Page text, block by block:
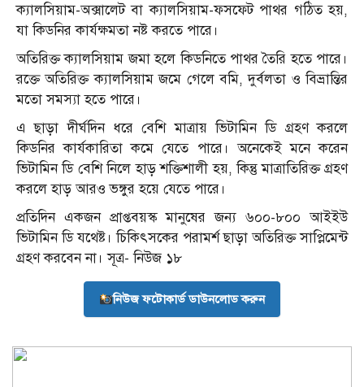
ক্যালসিয়াম-অক্সালেট বা ক্যালসিয়াম-ফসফেট পাথর গঠিত হয়,
যা কিডনির কার্যক্ষমতা নষ্ট করতে পারে।
অতিরিক্ত ক্যালসিয়াম জমা হলে কিডনিতে পাথর তৈরি হতে পারে।
রক্তে অতিরিক্ত ক্যালসিয়াম জমে গেলে বমি, দুর্বলতা ও বিভ্রান্তির
মতো সমস্যা হতে পারে।
এ ছাড়া দীর্ঘদিন ধরে বেশি মাত্রায় ভিটামিন ডি গ্রহণ করলে
কিডনির কার্যকারিতা কমে যেতে পারে। অনেকেই মনে করেন
ভিটামিন ডি বেশি নিলে হাড় শক্তিশালী হয়, কিন্তু মাত্রাতিরিক্ত গ্রহণ
করলে হাড় আরও ভঙ্গুর হয়ে যেতে পারে।
প্রতিদিন একজন প্রাপ্তবয়স্ক মানুষের জন্য ৬০০-৮০০ আইইউ
ভিটামিন ডি যথেষ্ট। চিকিৎসকের পরামর্শ ছাড়া অতিরিক্ত সাপ্লিমেন্ট
গ্রহণ করবেন না। সূত্র- নিউজ ১৮
নিউজ ফটোকার্ড ডাউনলোড করুন